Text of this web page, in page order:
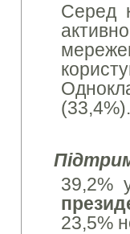
Серед
(33,4%).
39,2%
23,5%